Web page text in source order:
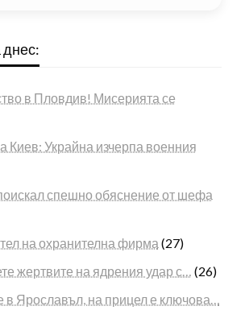
днес:
в Пловдив! Мисерията се
Киев: Украйна изчерпа военния
спешно обяснение от шефа
на охранителна фирма (27)
жертвите на ядрения удар с… (26)
в Ярославъл, на прицел е ключова…